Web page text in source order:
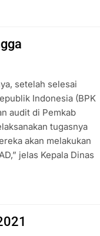
setelah selesai
Indonesia (BPK
audit di Pemkab
tugasnya
akan melakukan
jelas Kepala Dinas